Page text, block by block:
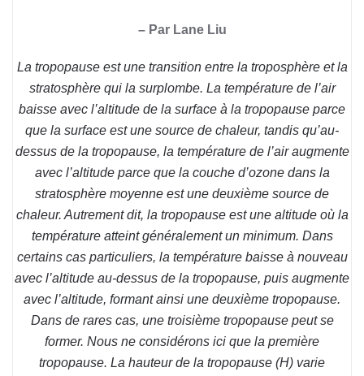
– Par Lane Liu
La tropopause est une transition entre la troposphère et la
stratosphère qui la surplombe. La température de l’air
baisse avec l’altitude de la surface à la tropopause parce
que la surface est une source de chaleur, tandis qu’au-
dessus de la tropopause, la température de l’air augmente
avec l’altitude parce que la couche d’ozone dans la
stratosphère moyenne est une deuxième source de
chaleur. Autrement dit, la tropopause est une altitude où la
température atteint généralement un minimum. Dans
certains cas particuliers, la température baisse à nouveau
avec l’altitude au-dessus de la tropopause, puis augmente
avec l’altitude, formant ainsi une deuxième tropopause.
Dans de rares cas, une troisième tropopause peut se
former. Nous ne considérons ici que la première
tropopause. La hauteur de la tropopause (H) varie